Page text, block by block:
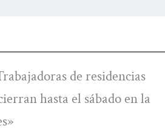
de residencias
hasta el sábado en la